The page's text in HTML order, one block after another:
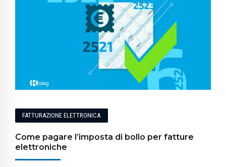
FATTURAZIONE ELETTRONICA
Come pagare l’imposta di bollo per fatture
elettroniche